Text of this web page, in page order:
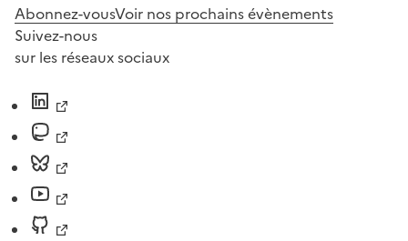
Abonnez-vousVoir nos prochains évènements
Suivez-nous
sur les réseaux sociaux